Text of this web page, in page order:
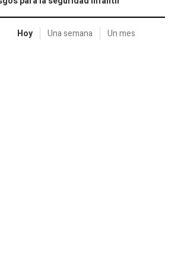
Hoy Una semana Un mes